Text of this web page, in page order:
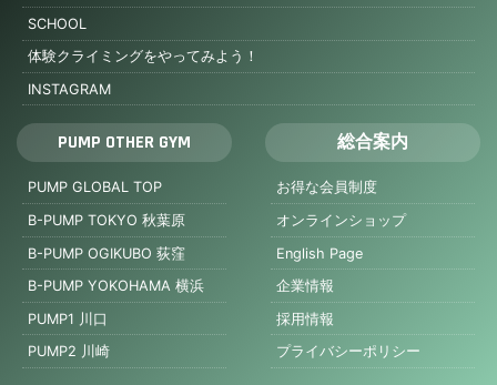
SCHOOL
体験クライミングをやってみよう！
INSTAGRAM
PUMP OTHER GYM
PUMP GLOBAL TOP
B-PUMP TOKYO 秋葉原
B-PUMP OGIKUBO 荻窪
B-PUMP YOKOHAMA 横浜
PUMP1 川口
PUMP2 川崎
総合案内
お得な会員制度
オンラインショップ
English Page
企業情報
採用情報
プライバシーポリシー